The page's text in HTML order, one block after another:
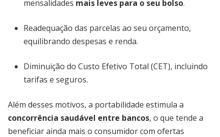
mensalidades mais leves para o seu bolso.
Readequação das parcelas ao seu orçamento,
equilibrando despesas e renda.
Diminuição do Custo Efetivo Total (CET), incluindo
tarifas e seguros.
Além desses motivos, a portabilidade estimula a
concorrência saudável entre bancos, o que tende a
beneficiar ainda mais o consumidor com ofertas